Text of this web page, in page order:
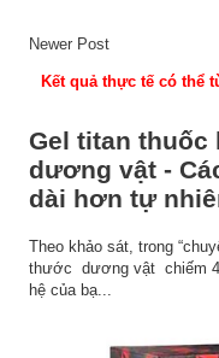
Newer Post
Kết quả thực tế có thể
Gel titan
dương vật -
dài hơn tự
Theo khảo sát, trong
thước dương vật chiếm
hệ của bạ...